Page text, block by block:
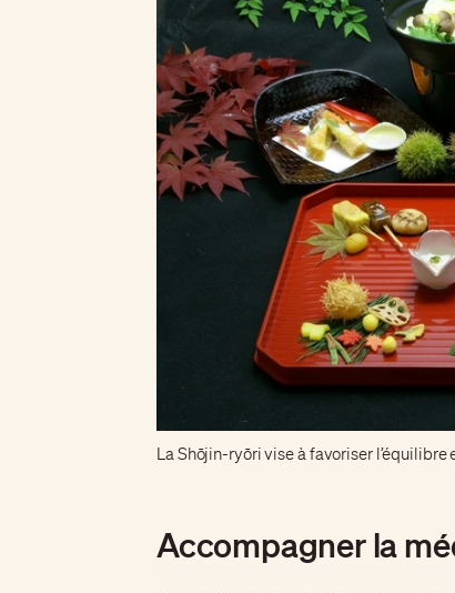
La Shōjin-ryōri vise à favoriser l’équilibre
Accompagner la